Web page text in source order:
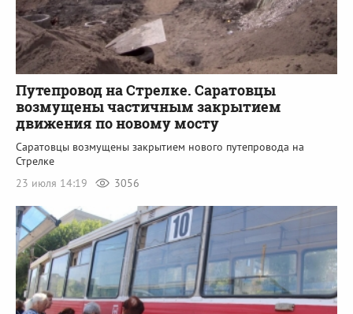
Путепровод на Стрелке. Саратовцы
возмущены частичным закрытием
движения по новому мосту
Саратовцы возмущены закрытием нового путепровода на
Стрелке
23 июля 14:19
3056